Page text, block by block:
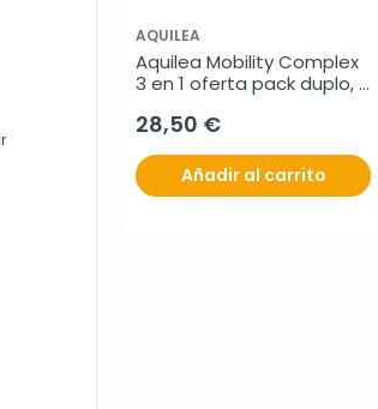
AQUILEA
Aquilea Mobility Complex
3 en 1 oferta pack duplo,
28,50 €
Añadir al carrito